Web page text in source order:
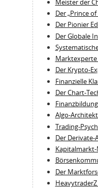
Meister der
Der „Prince
Der Pionier
Der Globale
Marktexperte
Der Krypto-
Finanzielle
Der Chart-
Trading-
Der
Der